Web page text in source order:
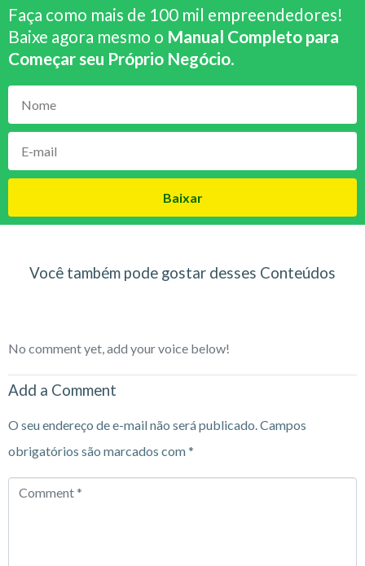
Faça como mais de 100 mil empreendedores!
Baixe agora mesmo o Manual Completo para
Começar seu Próprio Negócio.
Baixar
Você também pode gostar desses Conteúdos
No comment yet, add your voice below!
Add a Comment
O seu endereço de e-mail não será publicado.Campos
obrigatórios são marcados com*
Comment